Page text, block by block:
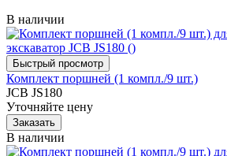
В наличии
Комплект поршней (1 компл./9 шт.)
JCB JS180
Уточняйте цену
В наличии